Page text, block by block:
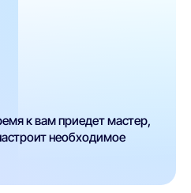
к вам приедет мастер,
необходимое